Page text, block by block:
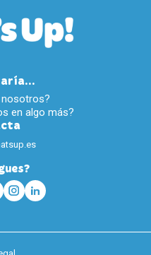
en algo más?